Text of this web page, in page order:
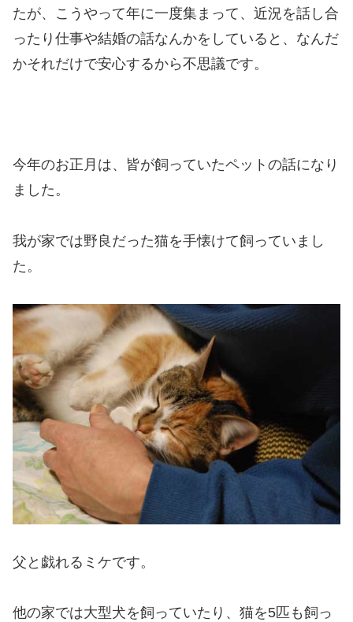
たが、こうやって年に一度集まって、近況を話し合
ったり仕事や結婚の話なんかをしていると、なんだ
かそれだけで安心するから不思議です。
今年のお正月は、皆が飼っていたペットの話になり
ました。
我が家では野良だった猫を手懐けて飼っていまし
た。
父と戯れるミケです。
他の家では大型犬を飼っていたり、猫を5匹も飼っ